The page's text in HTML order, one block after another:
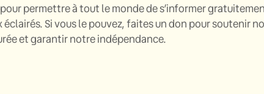
permettre à tout le monde de s’informer
Si vous le pouvez, faites un don pour soutenir
et garantir notre indépendance.